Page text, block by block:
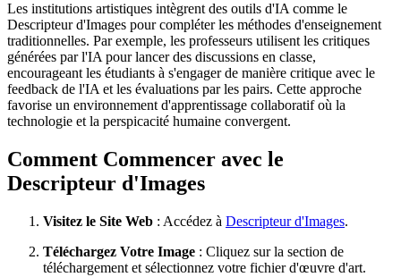
Les institutions artistiques intègrent des outils d'IA comme le
Descripteur d'Images pour compléter les méthodes d'enseignement
traditionnelles. Par exemple, les professeurs utilisent les critiques
générées par l'IA pour lancer des discussions en classe,
encourageant les étudiants à s'engager de manière critique avec le
feedback de l'IA et les évaluations par les pairs. Cette approche
favorise un environnement d'apprentissage collaboratif où la
technologie et la perspicacité humaine convergent.
Comment Commencer avec le
Descripteur d'Images
Visitez le Site Web : Accédez à Descripteur d'Images.
Téléchargez Votre Image : Cliquez sur la section de
téléchargement et sélectionnez votre fichier d'œuvre d'art.